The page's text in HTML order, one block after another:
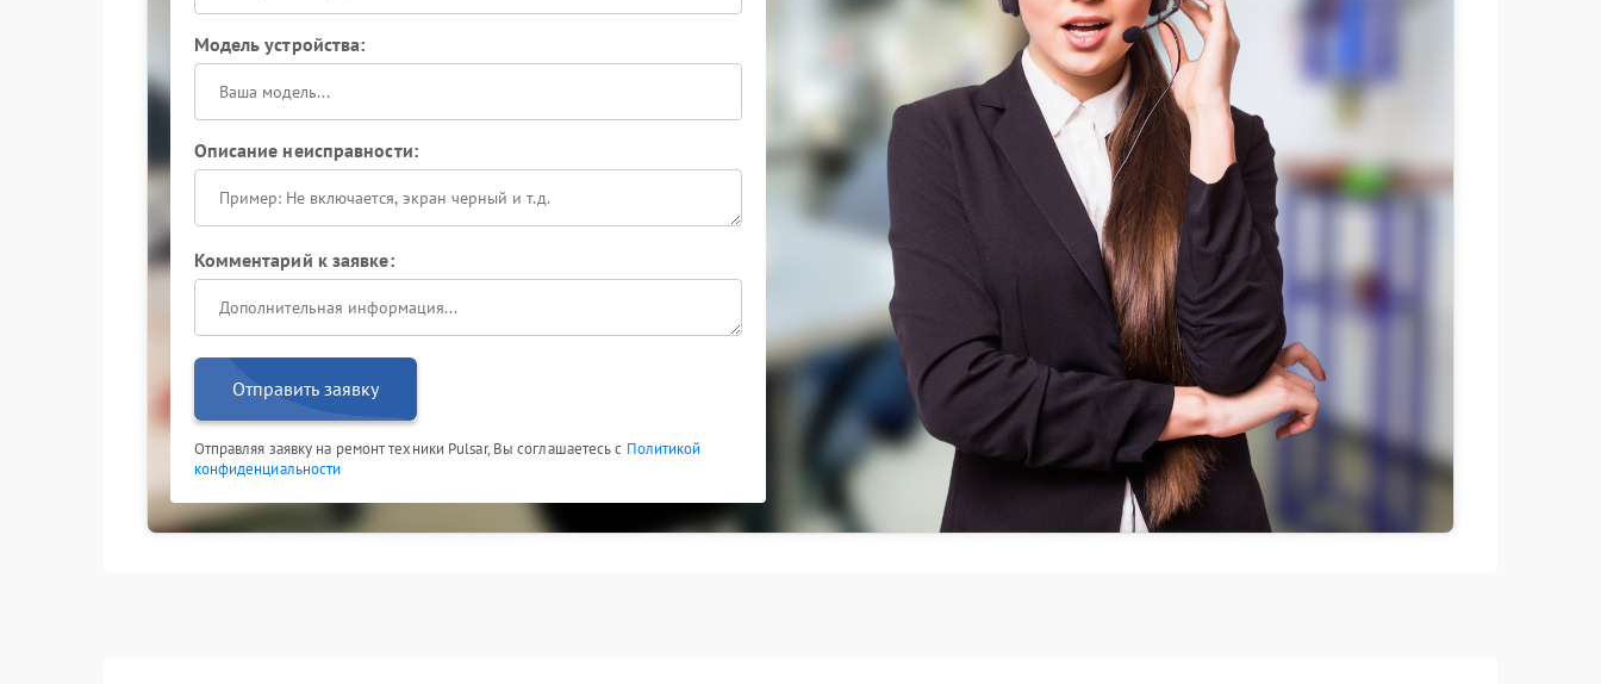
Модель устройства:
Описание неисправности:
Комментарий к заявке:
Отправить заявку
Отправляя заявку на ремонт техники Pulsar, Вы соглашаетесь с Политикой
конфиденциальности